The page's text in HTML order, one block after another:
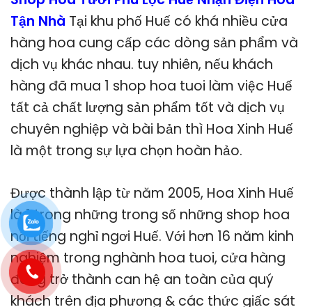
Tận Nhà Tại khu phố Huế có khá nhiều cửa
hàng hoa cung cấp các dòng sản phẩm và
dịch vụ khác nhau. tuy nhiên, nếu khách
hàng đã mua 1 shop hoa tuoi làm việc Huế
tất cả chất lượng sản phẩm tốt và dịch vụ
chuyên nghiệp và bài bản thì Hoa Xinh Huế
là một trong sự lựa chọn hoàn hảo.
Được thành lập từ năm 2005, Hoa Xinh Huế
là 1 trong những trong số những shop hoa
nổi tiếng nghỉ ngơi Huế. Với hơn 16 năm kinh
nghiệm trong nghành hoa tuoi, cửa hàng
đang trở thành can hệ an toàn của quý
khách trên địa phương & các thức giấc sát